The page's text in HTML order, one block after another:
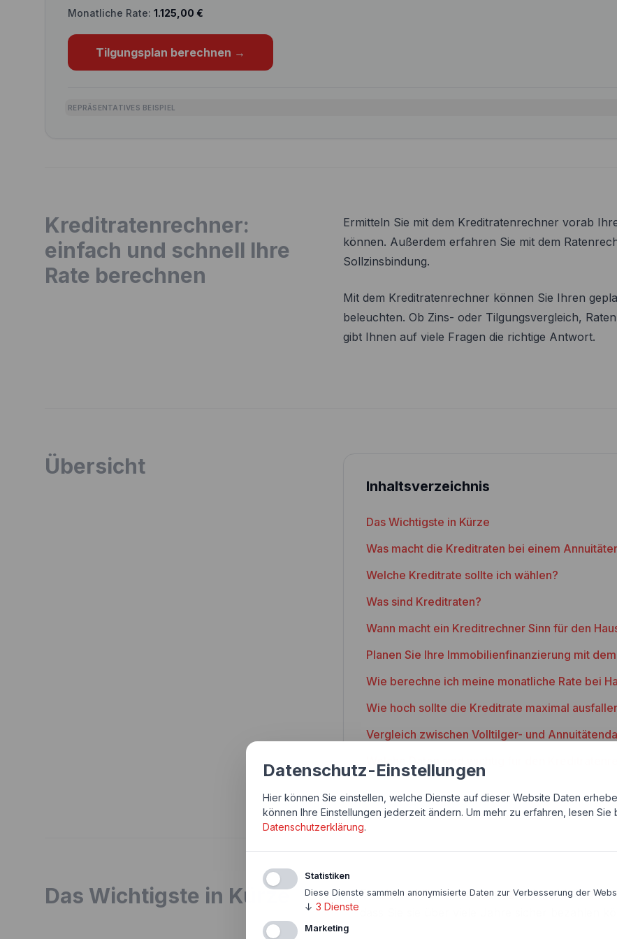
Monatliche Rate: 1.125,00 €
Tilgungsplan berechnen →
REPRÄSENTATIVES BEISPIEL
Kreditratenrechner:
einfach und schnell Ihre
Rate berechnen
Ermitteln Sie mit dem Kreditratenrechner vorab
können. Außerdem erfahren Sie mit dem
Sollzinsbindung.
Mit dem Kreditratenrechner können Sie Ihren
beleuchten. Ob Zins- oder Tilgungsvergleich,
gibt Ihnen auf viele Fragen die richtige Antwort.
Übersicht
Inhaltsverzeichnis
Das Wichtigste in Kürze
Was macht die Kreditraten bei einem
Welche Kreditrate sollte ich wählen?
Was sind Kreditraten?
Wann macht ein Kreditrechner Sinn für den
Planen Sie Ihre Immobilienfinanzierung mit
Wie berechne ich meine monatliche Rate bei
Wie hoch sollte die Kreditrate maximal
Vergleich zwischen Volltilger- und
Welche Daten sind wichtig für den
Das Wichtigste in Kürze EineImmobilienfinanzierungist langfristig
Datenschutz-Einstellungen
Hier können Sie einstellen, welche Dienste auf dieser Website Daten
können Ihre Einstellungen jederzeit ändern. Um mehr zu erfahren, lesen Sie
Datenschutzerklärung.
Statistiken
Diese Dienste sammeln anonymisierte Daten zur Verbesserung der
↓ 3 Dienste
Marketing